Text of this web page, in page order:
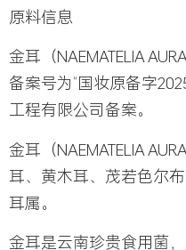
原料信息
金耳（NAEMATELIA
备案号为“国妆原备字
工程有限公司备案。
金耳（NAEMATELIA
耳、黄木耳、茂若色尔
耳属。
金耳是云南珍贵食用菌